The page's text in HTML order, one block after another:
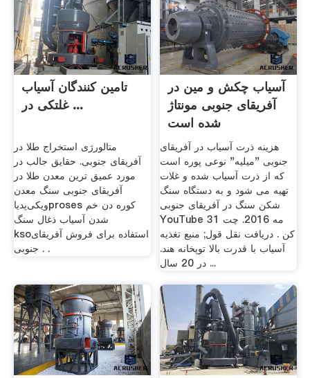
تامین کنندگان آسیاب
غلتکی در ...
متالورژی استخراج طلا در
آفریقای جنوبی. حقایق جالب در
مورد عمیق ترین معدن طلا در
آفریقای جنوبی سنگ معدن
ویکی‌پدیاproses کوره دن خم
شدن آسیاب ذغال سنگ
ksoاستفاده برای فروش آفریقای
جنوبی . .
آسیاب چکش و مین در
آفریقای جنوبی مونتاژ
شده است
هزینه ذرت آسیاب در آفریقای
جنوبی "میلیه" نوعی پوره است
که از ذرت آسیاب شده و غلات
تهیه می شود و به دستگاه سنگ
شکن سنگ در آفریقای جنوبی
YouTube 31 مه 2016. چت
کن . دریافت نقل قول; منبع تغذیه
آسیاب با قدرت بالا توپخانه هند.
در 20 سال ...